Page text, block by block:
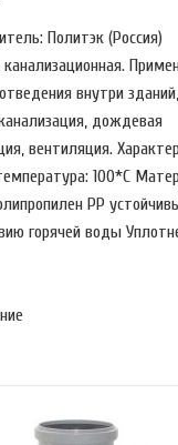
Политэк (Россия)
внутри зданий,
дождевая
вентиляция.
100*С
PP
горячей воды